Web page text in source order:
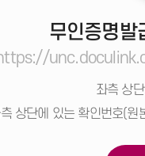
무인증명발
좌측 상
상단에 있는 확인번호(원